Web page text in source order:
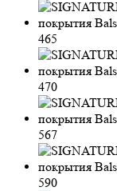
465
470
567
590